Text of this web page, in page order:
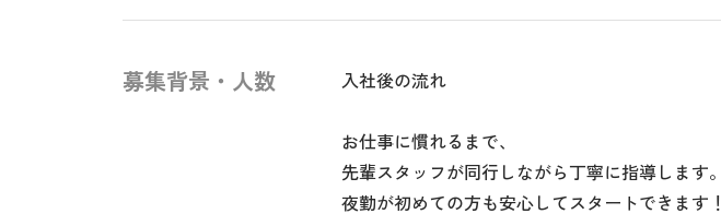
募集背景・人数 入社後の流れ
お仕事に慣れるまで、
先輩スタッフが同行しながら丁寧に指導します。
夜勤が初めての方も安心してスタートできます！